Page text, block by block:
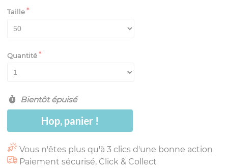
Taille
Quantité
Bientôt épuisé
Hop, panier !
Vous n'êtes plus qu'à 3 clics d'une bonne action
Paiement sécurisé, Click & Collect